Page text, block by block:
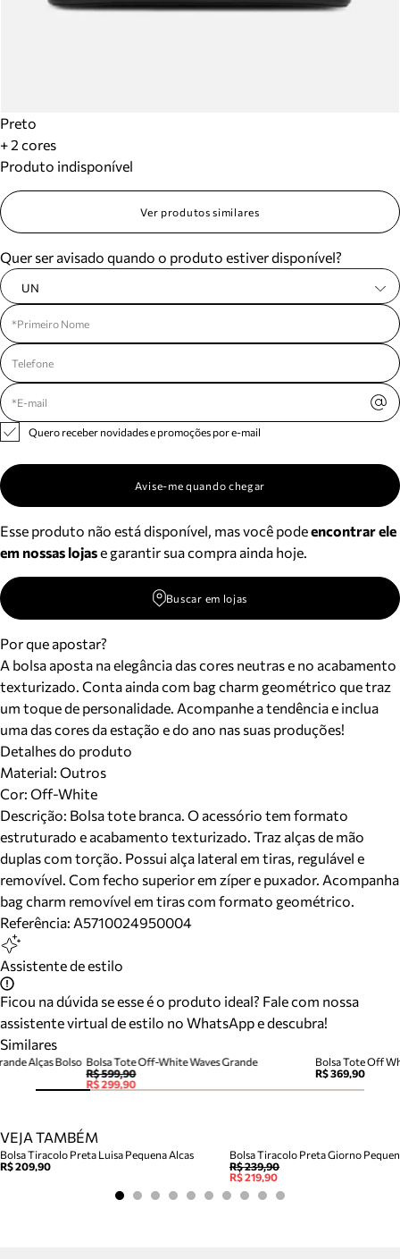
Preto
+ 2 cores
Produto indisponível
Ver produtos similares
Quer ser avisado quando o produto estiver disponível?
UN
Quero receber novidades e promoções por e-mail
Avise-me quando chegar
Esse produto não está disponível, mas você podeencontrar ele
em nossas lojase garantir sua compra ainda hoje.
Buscar em lojas
Por que apostar?
A bolsa aposta na elegância das cores neutras e no acabamento
texturizado. Conta ainda com bag charm geométrico que traz
um toque de personalidade. Acompanhe a tendência e inclua
uma das cores da estação e do ano nas suas produções!
Detalhes do produto
Material: Outros
Cor: Off-White
Descrição: Bolsa tote branca. O acessório tem formato
estruturado e acabamento texturizado. Traz alças de mão
duplas com torção. Possui alça lateral em tiras, regulável e
removível. Com fecho superior em zíper e puxador. Acompanha
bag charm removível em tiras com formato geométrico.
Referência: A5710024950004
Assistente de estilo
Ficou na dúvida se esse é o produto ideal? Fale com nossa
assistente virtual de estilo no WhatsApp e descubra!
Similares
Bolsa Tote Off-White Waves Grande
R$ 599,90
R$ 299,90
R$ 369,90
Alças Bolso
VEJA TAMBÉM
Bolsa Tiracolo Preta Luisa Pequena Alcas
R$ 209,90
Bolsa Tiracolo Preta Giorno
R$ 239,90
R$ 219,90